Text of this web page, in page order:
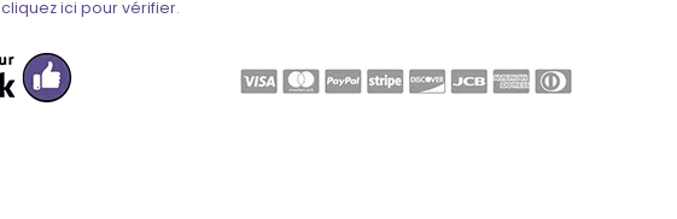
cliquez ici pour vérifier.